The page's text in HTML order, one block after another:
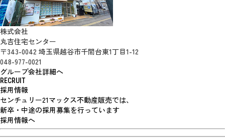
株式会社
丸吉住宅センター
〒343-0042 埼玉県越谷市千間台東1丁目1-12
048-977-0021
グループ会社詳細へ
RECRUIT
採用情報
センチュリー21マックス不動産販売では、
新卒・中途の採用募集を行っています
採用情報へ